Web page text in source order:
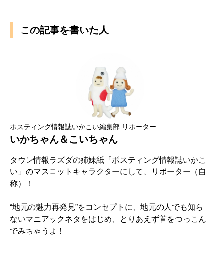
この記事を書いた人
ポスティング情報誌いかこい編集部 リポーター
いかちゃん＆こいちゃん
タウン情報ラズダの姉妹紙「ポスティング情報誌いかこ
い」のマスコットキャラクターにして、リポーター（自
称）！
“地元の魅力再発見”をコンセプトに、地元の人でも知ら
ないマニアックネタをはじめ、とりあえず首をつっこん
でみちゃうよ！